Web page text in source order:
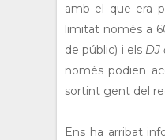
amb el que era
limitat només a
de públic) i els DJ
només podien
sortint gent del
Ens ha arribat